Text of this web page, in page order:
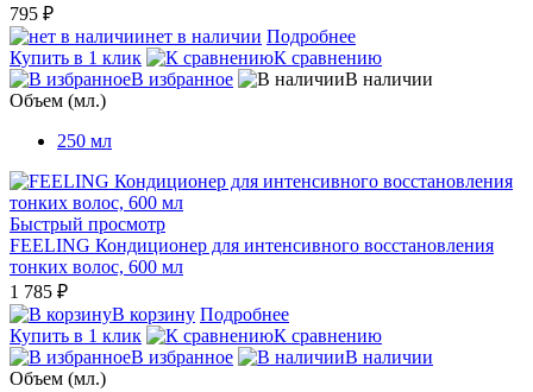
795 ₽
нет в наличии Подробнее
Купить в 1 клик
К сравнению
В избранное
В наличии
Объем (мл.)
250 мл
Быстрый просмотр
FEELING Кондиционер для интенсивного восстановления
тонких волос, 600 мл
1 785 ₽
В корзину Подробнее
Купить в 1 клик
К сравнению
В избранное
В наличии
Объем (мл.)